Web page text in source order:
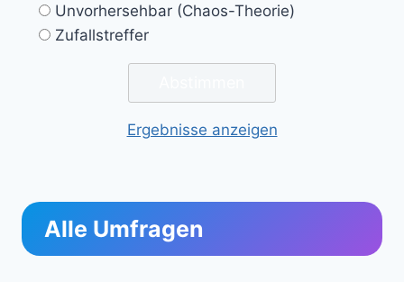
Unvorhersehbar (Chaos-Theorie)
Zufallstreffer
Ergebnisse anzeigen
Alle Umfragen